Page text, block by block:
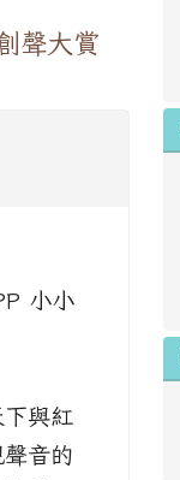
聲大賞
小小
與紅
音的